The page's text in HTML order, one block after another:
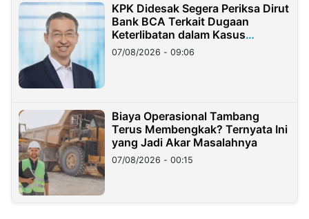
KPK Didesak Segera Periksa Dirut
Bank BCA Terkait Dugaan
Keterlibatan dalam Kasus
Hilangnya Dana Nasabah Rp2,58
Miliar
07/08/2026 - 09:06
Biaya Operasional Tambang
Terus Membengkak? Ternyata Ini
yang Jadi Akar Masalahnya
07/08/2026 - 00:15